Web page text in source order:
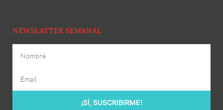
NEWSLATTER SEMANAL
¡SÍ, SUSCRIBIRME!